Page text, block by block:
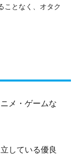
ことなく、オタク
メ・ゲームな
している優良